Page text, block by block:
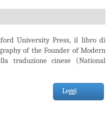
University Press, il libro di
of the Founder of Modern
traduzione cinese (National
Leggi